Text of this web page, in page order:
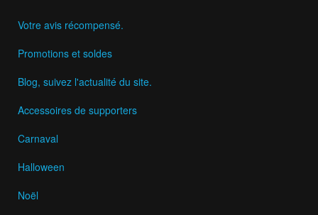
Votre avis récompensé.
Promotions et soldes
Blog, suivez l'actualité du site.
Accessoires de supporters
Carnaval
Halloween
Noël